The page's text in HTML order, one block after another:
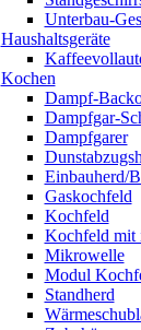
Unterbau-
Haushaltsgeräte
Kochen
Dampf-
Dampfgar-
Dampfgarer
Einbauherd/
Gaskochfeld
Kochfeld
Kochfeld mit
Mikrowelle
Modul
Standherd